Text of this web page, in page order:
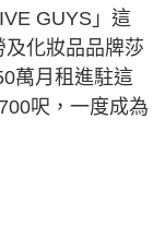
GUYS」這
及化妝品品牌莎
萬月租進駐這
呎，一度成為